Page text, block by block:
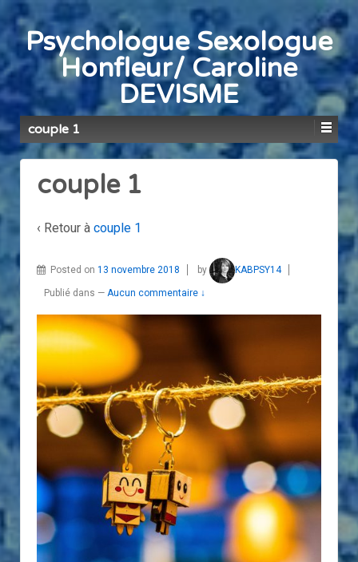
Psychologue Sexologue
Honfleur/ Caroline
DEVISME
couple 1
couple 1
‹ Retour à couple 1
Posted on 13 novembre 2018 by KABPSY14
Publié dans — Aucun commentaire ↓